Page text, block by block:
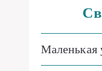
Маленькая